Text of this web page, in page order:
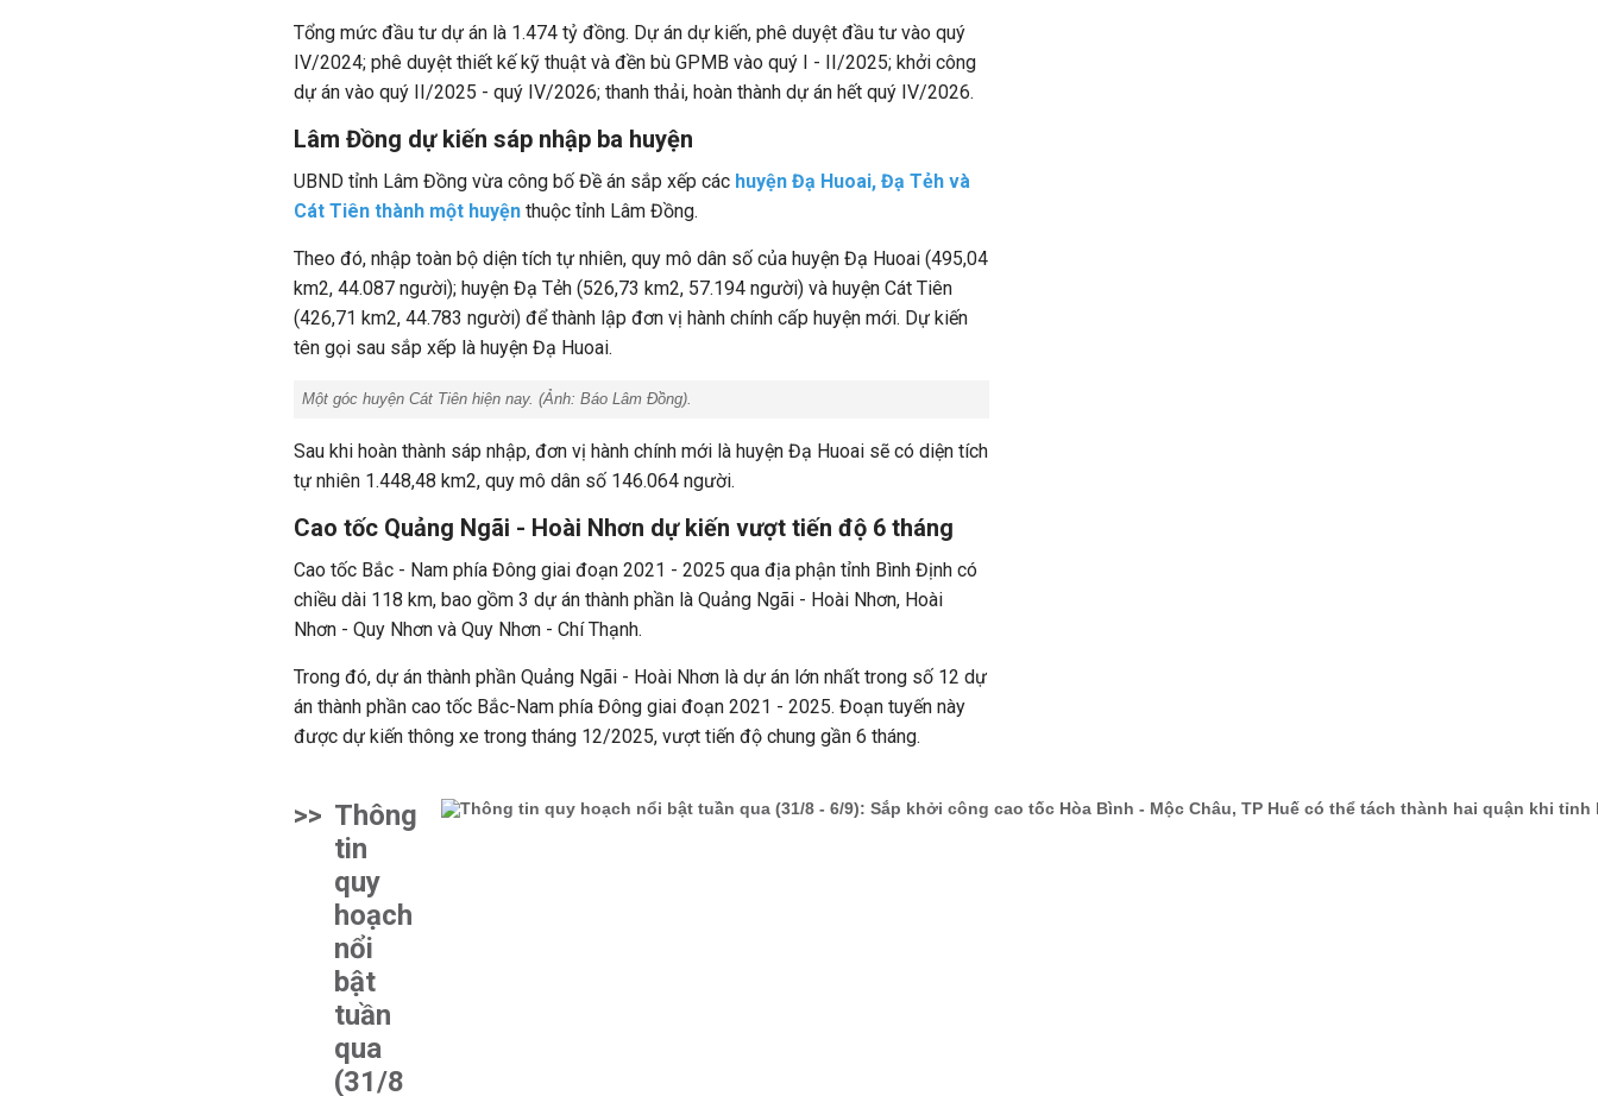
Tổng mức đầu tư dự án là 1.474 tỷ đồng. Dự án dự kiến, phê duyệt đầu tư vào quý
IV/2024; phê duyệt thiết kế kỹ thuật và đền bù GPMB vào quý I - II/2025; khởi công
dự án vào quý II/2025 - quý IV/2026; thanh thải, hoàn thành dự án hết quý IV/2026.
Lâm Đồng dự kiến sáp nhập ba huyện
UBND tỉnh Lâm Đồng vừa công bố Đề án sắp xếp các huyện Đạ Huoai, Đạ Tẻh và
Cát Tiên thành một huyện thuộc tỉnh Lâm Đồng.
Theo đó, nhập toàn bộ diện tích tự nhiên, quy mô dân số của huyện Đạ Huoai (495,04
km2, 44.087 người); huyện Đạ Tẻh (526,73 km2, 57.194 người) và huyện Cát Tiên
(426,71 km2, 44.783 người) để thành lập đơn vị hành chính cấp huyện mới. Dự kiến
tên gọi sau sắp xếp là huyện Đạ Huoai.
Một góc huyện Cát Tiên hiện nay. (Ảnh: Báo Lâm Đồng).
Sau khi hoàn thành sáp nhập, đơn vị hành chính mới là huyện Đạ Huoai sẽ có diện tích
tự nhiên 1.448,48 km2, quy mô dân số 146.064 người.
Cao tốc Quảng Ngãi - Hoài Nhơn dự kiến vượt tiến độ 6 tháng
Cao tốc Bắc - Nam phía Đông giai đoạn 2021 - 2025 qua địa phận tỉnh Bình Định có
chiều dài 118 km, bao gồm 3 dự án thành phần là Quảng Ngãi - Hoài Nhơn, Hoài
Nhơn - Quy Nhơn và Quy Nhơn - Chí Thạnh.
Trong đó, dự án thành phần Quảng Ngãi - Hoài Nhơn là dự án lớn nhất trong số 12 dự
án thành phần cao tốc Bắc-Nam phía Đông giai đoạn 2021 - 2025. Đoạn tuyến này
được dự kiến thông xe trong tháng 12/2025, vượt tiến độ chung gần 6 tháng.
>> Thông
tin
quy
hoạch
nổi
bật
tuần
qua
(31/8